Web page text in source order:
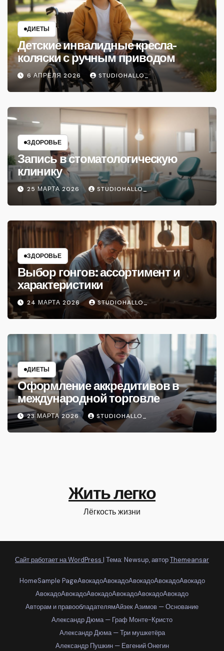
ДИЕТЫ
Детские инвалидные кресла-
коляски с ручным приводом
6 АПРЕЛЯ 2026 STUDIOHALLO_
ЗДОРОВЬЕ
Запись в стоматологическую
клинику
25 МАРТА 2026 STUDIOHALLO_
ЗДОРОВЬЕ
Выбор гонгов: ассортимент и
характеристики
24 МАРТА 2026 STUDIOHALLO_
ДИЕТЫ
Оформление аккредитивов в
международной торговле
23 МАРТА 2026 STUDIOHALLO_
Жить легко
Лёгкость жизни
Сайт работает на WordPress | Тема: Newsup, авторThemeansar
HomeSample PageАвокадоАвокадоАвокадоАвокадоАвокадо
АвокадоАвокадоАвокадоАвокадоАвокадоАвокадо
Авторам и правообладателямАйзек Азимов — Основание
Александр Дюма — Граф Монте-Кристо
Александр Дюма — Три мушкетёра
Александр Пушкин — Евгений Онегин